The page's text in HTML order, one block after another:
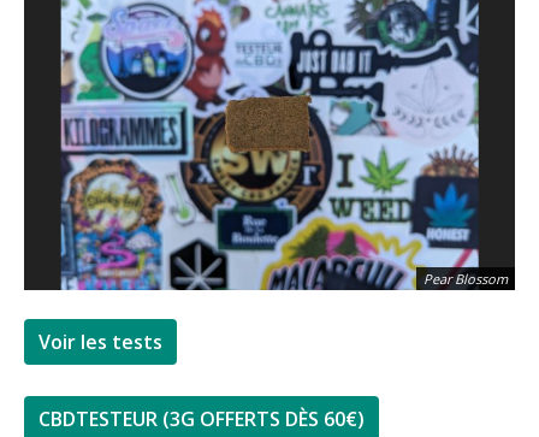
Pear Blossom
Voir les tests
CBDTESTEUR (3G OFFERTS DÈS 60€)